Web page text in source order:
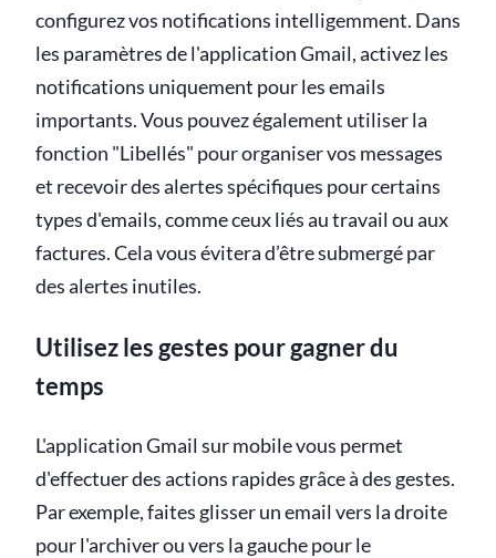
configurez vos notifications intelligemment. Dans
les paramètres de l'application Gmail, activez les
notifications uniquement pour les emails
importants. Vous pouvez également utiliser la
fonction "Libellés" pour organiser vos messages
et recevoir des alertes spécifiques pour certains
types d'emails, comme ceux liés au travail ou aux
factures. Cela vous évitera d’être submergé par
des alertes inutiles.
Utilisez les gestes pour gagner du
temps
L'application Gmail sur mobile vous permet
d'effectuer des actions rapides grâce à des gestes.
Par exemple, faites glisser un email vers la droite
pour l'archiver ou vers la gauche pour le